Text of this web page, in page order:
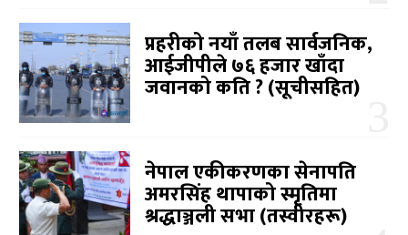
प्रहरीको नयाँ तलब सार्वजनिक,
आईजीपीले ७६ हजार खाँदा
जवानको कति ? (सूचीसहित)
नेपाल एकीकरणका सेनापति
अमरसिंह थापाको स्मृतिमा
श्रद्धाञ्जली सभा (तस्वीरहरू)